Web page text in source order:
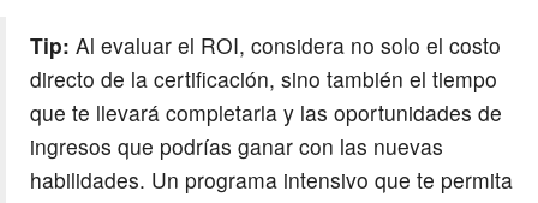
Tip: Al evaluar el ROI, considera no solo el costo
directo de la certificación, sino también el tiempo
que te llevará completarla y las oportunidades de
ingresos que podrías ganar con las nuevas
habilidades. Un programa intensivo que te permita